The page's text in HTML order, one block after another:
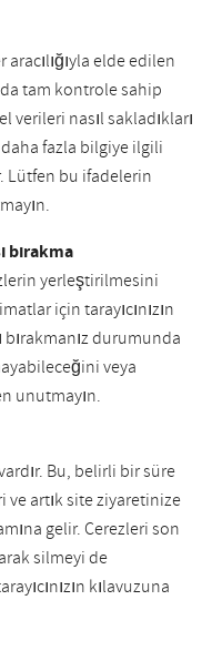
elde edilen
tam kontrole sahip
nasıl sakladıkları
fazla bilgiye ilgili
Lütfen bu ifadelerin
bırakma
yerleştirilmesini
için tarayıcınızın
bırakmanız durumunda
veya
unutmayın.
Bu, belirli bir süre
artık site ziyaretinize
gelir. Çerezleri son
silmeyi de
kılavuzuna